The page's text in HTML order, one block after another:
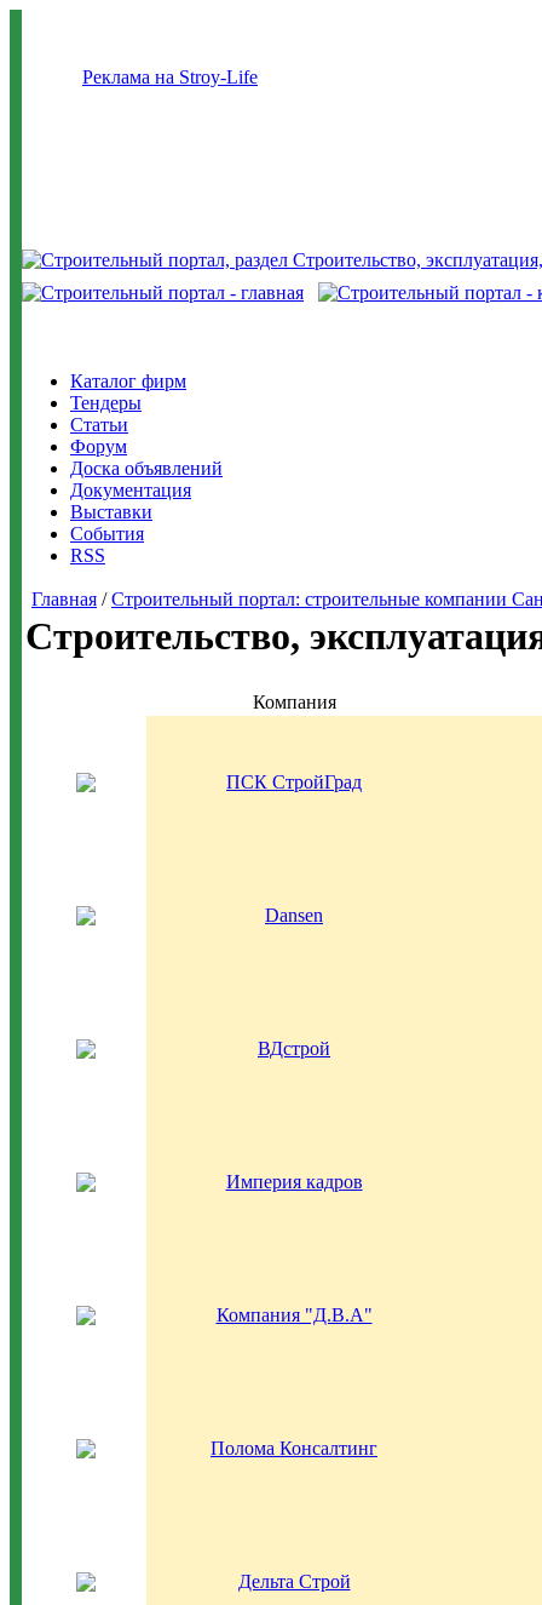
Реклама на Stroy-Life
Каталог фирм
Тендеры
Статьи
Форум
Доска объявлений
Документация
Выставки
События
RSS
Главная /Строительный портал: строительные компании
Строительство,
Компания
ПСК СтройГрад
Dansen
ВДстрой
Империя кадров
Компания "Д.В.А"
Полома Консалтинг
Дельта Строй